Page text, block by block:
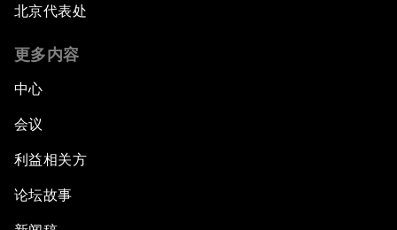
北京代表处
更多内容
中心
会议
利益相关方
论坛故事